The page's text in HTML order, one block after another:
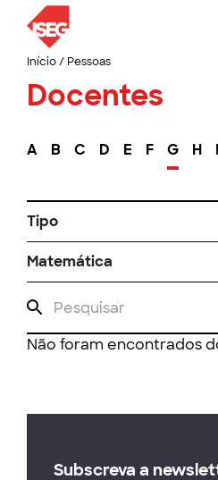
Início/ Pessoas
Docentes
A B C D E F G H I
Tipo
Matemática
Não foram encontrados
Subscreva a